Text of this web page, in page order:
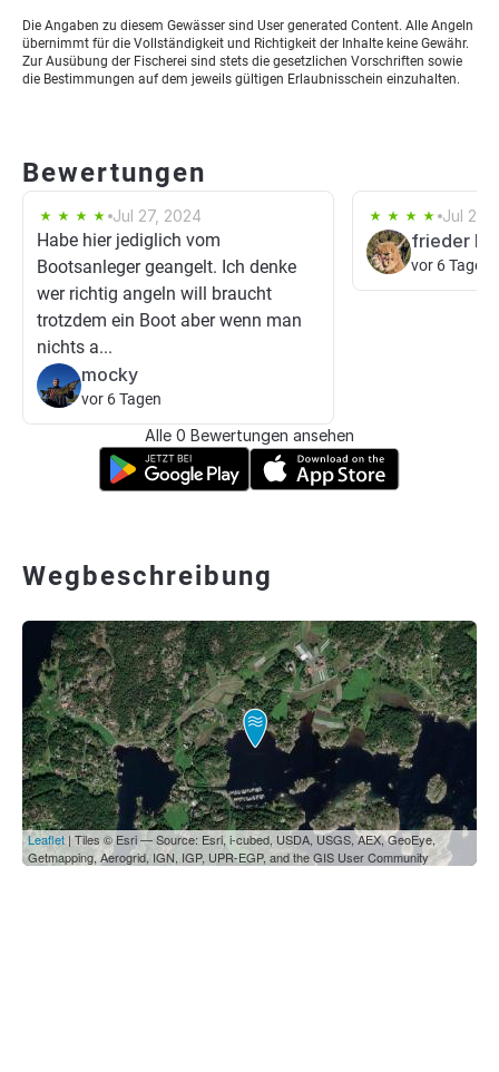
Die Angaben zu diesem Gewässer sind User generated Content. Alle Angeln
übernimmt für die Vollständigkeit und Richtigkeit der Inhalte keine Gewähr.
Zur Ausübung der Fischerei sind stets die gesetzlichen Vorschriften sowie
die Bestimmungen auf dem jeweils gültigen Erlaubnisschein einzuhalten.
Bewertungen
Jul 27, 2024
Habe hier jediglich vom
Bootsanleger geangelt. Ich denke
wer richtig angeln will braucht
trotzdem ein Boot aber wenn man
nichts a...
mocky
vor 6 Tagen
Jul 20,
frieder
vor 6 Tagen
Alle 0 Bewertungen ansehen
Wegbeschreibung
Leaflet| Tiles © Esri — Source: Esri, i-cubed, USDA, USGS, AEX, GeoEye,
Getmapping, Aerogrid, IGN, IGP, UPR-EGP, and the GIS User Community